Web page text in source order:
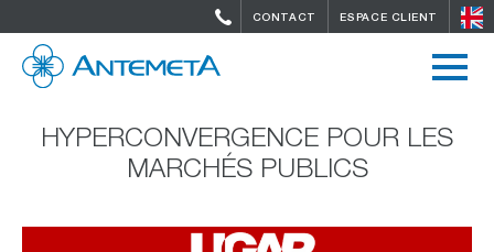
CONTACT ESPACE CLIENT
HYPERCONVERGENCE POUR LES
MARCHÉS PUBLICS